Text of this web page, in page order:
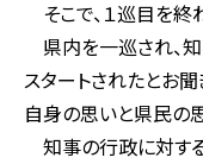
そこで、１巡目を
県内を一巡され、
スタートされたとお
自身の思いと県民の
知事の行政に対す